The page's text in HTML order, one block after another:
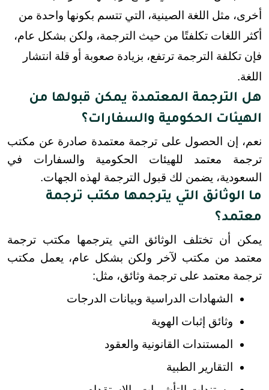
أخرى، مثل اللغة الصينية، التي تتسم بكونها واحدة من
أكثر اللغات تكلفتًا من حيث الترجمة، ولكن بشكل عام،
فإن تكلفة الترجمة ترتفع، بزيادة صعوبة أو قلة انتشار
اللغة.
هل الترجمة المعتمدة يمكن قبولها من
الهيئات الحكومية والسفارات؟
السعودية، يضمن لك قبول الترجمة لهذه الجهات.
ما الوثائق التي يترجمها مكتب ترجمة
معتمد؟
ترجمة معتمد على ترجمة وثائق، مثل:
الشهادات الدراسية وبيانات الدرجات
وثائق إثبات الهوية
المستندات القانونية والعقود
التقارير الطبية